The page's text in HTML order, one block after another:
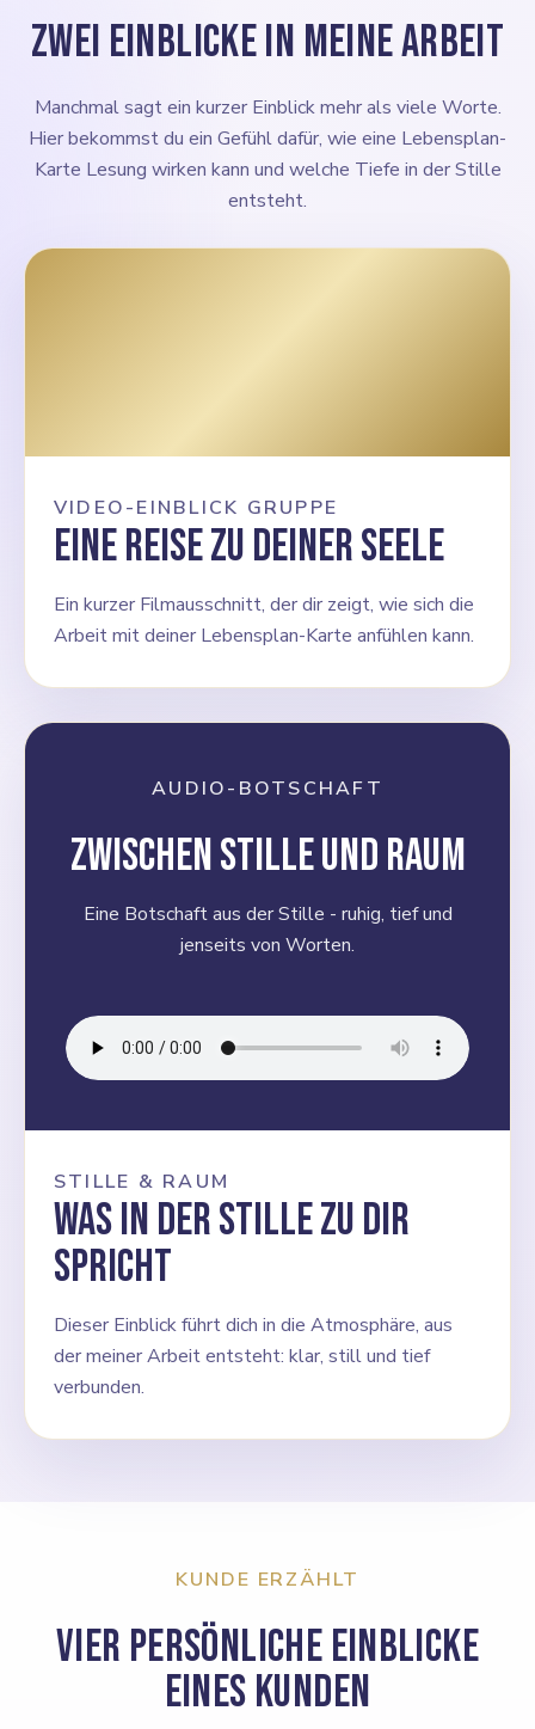
Zwei Einblicke in meine Arbeit
Manchmal sagt ein kurzer Einblick mehr als viele Worte.
Hier bekommst du ein Gefühl dafür, wie eine Lebensplan-
Karte Lesung wirken kann und welche Tiefe in der Stille
entsteht.
VIDEO-EINBLICK GRUPPE
Eine Reise zu deiner Seele
Ein kurzer Filmausschnitt, der dir zeigt, wie sich die
Arbeit mit deiner Lebensplan-Karte anfühlen kann.
AUDIO-BOTSCHAFT
Zwischen Stille und Raum
Eine Botschaft aus der Stille - ruhig, tief und
jenseits von Worten.
STILLE & RAUM
Was in der Stille zu dir
spricht
Dieser Einblick führt dich in die Atmosphäre, aus
der meiner Arbeit entsteht: klar, still und tief
verbunden.
KUNDE ERZÄHLT
Vier persönliche Einblicke
eines Kunden